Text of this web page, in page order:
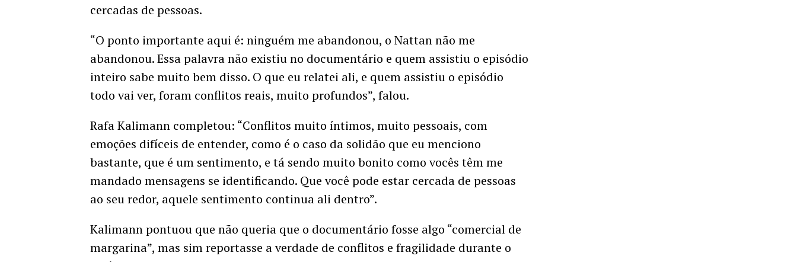
cercadas de pessoas.
“O ponto importante aqui é: ninguém me abandonou, o Nattan não me
abandonou. Essa palavra não existiu no documentário e quem assistiu o episódio
inteiro sabe muito bem disso. O que eu relatei ali, e quem assistiu o episódio
todo vai ver, foram conflitos reais, muito profundos”, falou.
Rafa Kalimann completou: “Conflitos muito íntimos, muito pessoais, com
emoções difíceis de entender, como é o caso da solidão que eu menciono
bastante, que é um sentimento, e tá sendo muito bonito como vocês têm me
mandado mensagens se identificando. Que você pode estar cercada de pessoas
ao seu redor, aquele sentimento continua ali dentro”.
Kalimann pontuou que não queria que o documentário fosse algo “comercial de
margarina”, mas sim reportasse a verdade de conflitos e fragilidade durante o